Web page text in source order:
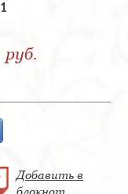
1
руб.
Добавить в
блокнот